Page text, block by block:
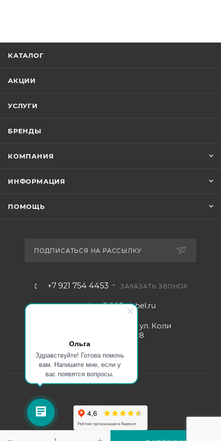
Ольга
Здравствуйте! Готова помочь
вам. Напишите мне, если у
вас появятся вопросы.
КАТАЛОГ
АКЦИИ
УСЛУГИ
БРЕНДЫ
КОМПАНИЯ
ИНФОРМАЦИЯ
ПОМОЩЬ
ПОДПИСАТЬСЯ НА РАССЫЛКУ
+7 921 754 4453 ЗАКАЗАТЬ ЗВОНОК
zakaz@005mebel.ru
г. Санкт-Петербург, ул. Коли
Томчака д. 28
Интернет магазин мебели в Санкт-Петербурге © 2000-2026